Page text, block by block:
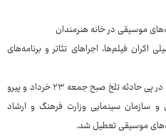
موسیقی در خانه هنرمندان
اکران فیلم‌ها، اجراهای تئاتر و برنامه‌های
در اطلاعیه خانه هنرمندان ایران آمده است: در پی حادثه تلخ صبح جمعه ۲۳ خرداد و پیرو
و سازمان سینمایی وزارت فرهنگ و ارشاد
موسیقی تعطیل شد.